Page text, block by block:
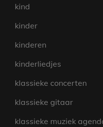
kind
kinder
kinderen
kinderliedjes
klassieke concerten
klassieke gitaar
klassieke muziek